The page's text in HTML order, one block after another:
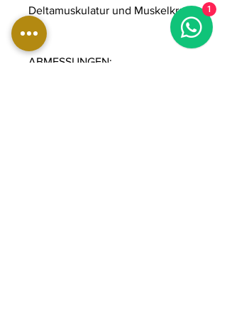
Deltamuskulatur und Muskelkraft
ABMESSUNGEN:
1